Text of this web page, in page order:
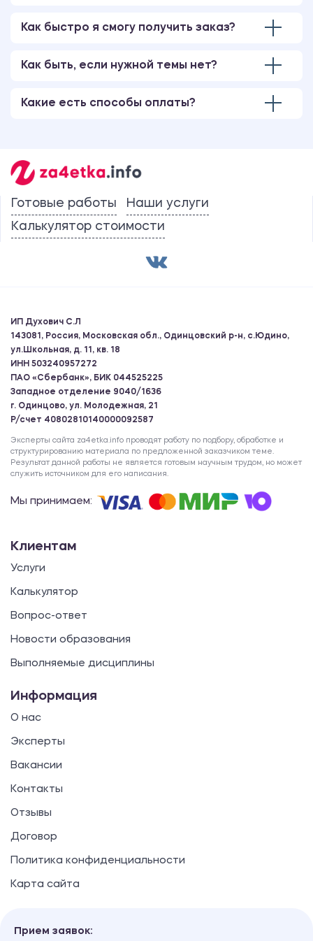
Как быстро я смогу получить заказ?
Как быть, если нужной темы нет?
Какие есть способы оплаты?
Готовые работы
Наши услуги
Калькулятор стоимости
ИП Духович С.Л
143081, Россия, Московская обл., Одинцовский р-н, с.Юдино,
ул.Школьная, д. 11, кв. 18
ИНН 503240957272
ПАО «Сбербанк», БИК 044525225
Западное отделение 9040/1636
г. Одинцово, ул. Молодежная, 21
Р/счет 40802810140000092587
Эксперты сайта za4etka.info проводят работу по подбору, обработке и
структурированию материала по предложенной заказчиком теме.
Результат данной работы не является готовым научным трудом, но может
служить источником для его написания.
Мы принимаем:
Клиентам
Услуги
Калькулятор
Вопрос-ответ
Новости образования
Выполняемые дисциплины
Информация
О нас
Эксперты
Вакансии
Контакты
Отзывы
Договор
Политика конфиденциальности
Карта сайта
Прием заявок: